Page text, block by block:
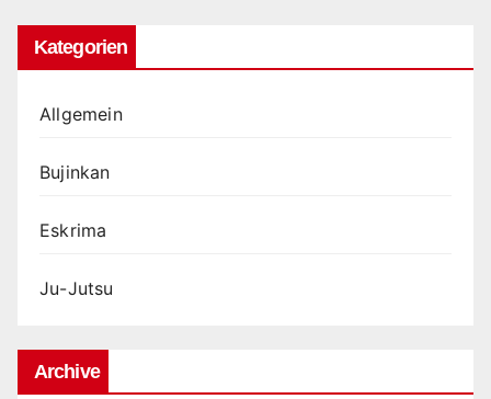
Beiträge
Kategorien
Allgemein
Bujinkan
Eskrima
Ju-Jutsu
Archive